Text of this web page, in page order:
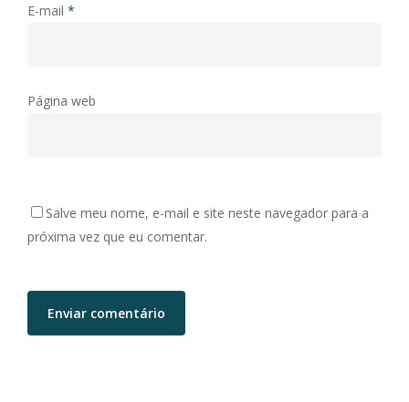
E-mail *
Página web
Salve meu nome, e-mail e site neste navegador para a
próxima vez que eu comentar.